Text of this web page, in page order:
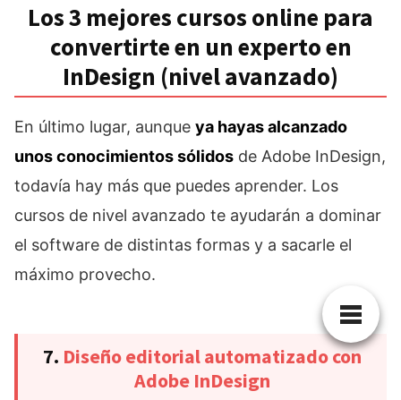
Los 3 mejores cursos online para
convertirte en un experto en
InDesign (nivel avanzado)
En último lugar, aunque ya hayas alcanzado
unos conocimientos sólidos de Adobe InDesign,
todavía hay más que puedes aprender. Los
cursos de nivel avanzado te ayudarán a dominar
el software de distintas formas y a sacarle el
máximo provecho.
7. Diseño editorial automatizado con
Adobe InDesign